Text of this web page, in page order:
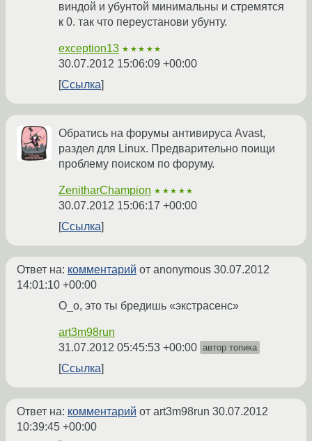
виндой и убунтой минимальны и стремятся
к 0. так что переустанови убунту.
exception13 ★★★★★
30.07.2012 15:06:09 +00:00
Ссылка
Обратись на форумы антивируса Avast,
раздел для Linux. Предварительно поищи
проблему поиском по форуму.
ZenitharChampion ★★★★★
30.07.2012 15:06:17 +00:00
Ссылка
Ответ на: комментарий от anonymous 30.07.2012
14:01:10 +00:00
О_о, это ты бредишь «экстрасенс»
art3m98run
31.07.2012 05:45:53 +00:00 автор топика
Ссылка
Ответ на: комментарий от art3m98run 30.07.2012
10:39:45 +00:00